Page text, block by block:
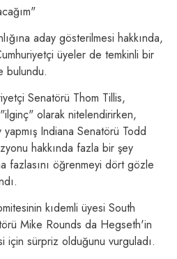
aday gösterilmesi hakkında,
üyeler de temkinli bir
bulundu.
Senatörü Thom Tillis,
olarak nitelendirirken,
Indiana Senatörü Todd
hakkında fazla bir şey
fazlasını öğrenmeyi dört gözle
kıdemli üyesi South
Mike Rounds da Hegseth'in
için sürpriz olduğunu vurguladı.